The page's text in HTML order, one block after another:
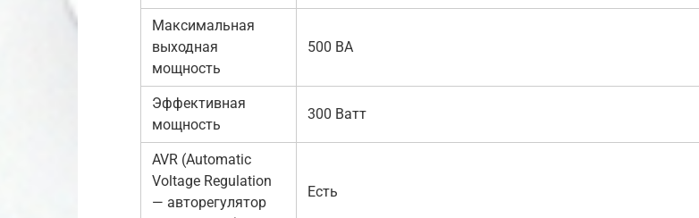
Максимальная
выходная
мощность
500 ВА
Эффективная
мощность
300 Ватт
AVR (Automatic
Voltage Regulation
— авторегулятор
Есть